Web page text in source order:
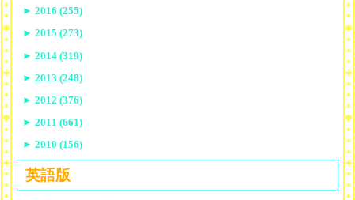
► 2016 (255)
► 2015 (273)
► 2014 (319)
► 2013 (248)
► 2012 (376)
► 2011 (661)
► 2010 (156)
英語版